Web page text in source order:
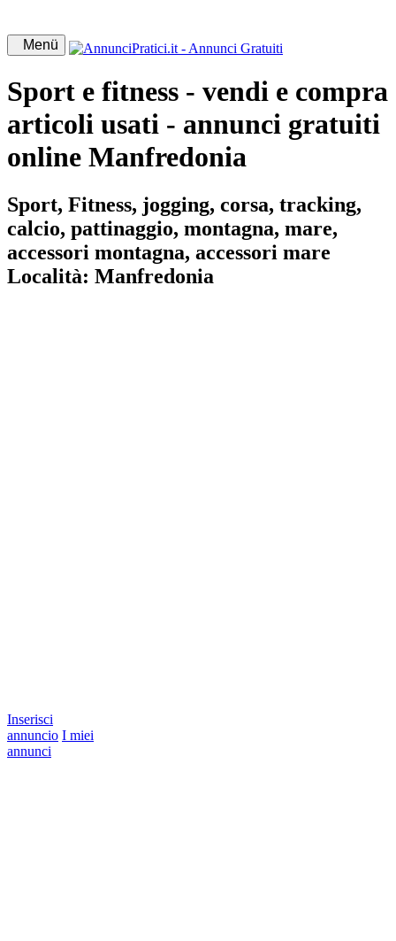
Menü
Sport e fitness - vendi e compra
articoli usati - annunci gratuiti
online Manfredonia
Sport, Fitness, jogging, corsa, tracking,
calcio, pattinaggio, montagna, mare,
accessori montagna, accessori mare
Località: Manfredonia
Inserisci
annuncio I miei
annunci